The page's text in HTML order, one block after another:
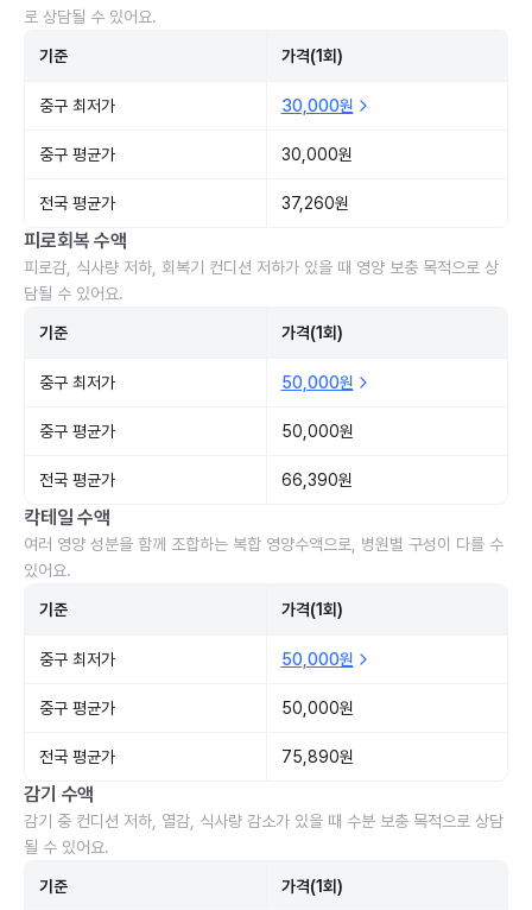
로 상담될 수 있어요.
기준 가격(1회)
중구 최저가 30,000원
중구 평균가 30,000원
전국 평균가 37,260원
피로회복 수액
피로감, 식사량 저하, 회복기 컨디션 저하가 있을 때 영양 보충 목적으로 상
담될 수 있어요.
기준 가격(1회)
중구 최저가 50,000원
중구 평균가 50,000원
전국 평균가 66,390원
칵테일 수액
여러 영양 성분을 함께 조합하는 복합 영양수액으로, 병원별 구성이 다를 수
있어요.
기준 가격(1회)
중구 최저가 50,000원
중구 평균가 50,000원
전국 평균가 75,890원
감기 수액
감기 중 컨디션 저하, 열감, 식사량 감소가 있을 때 수분 보충 목적으로 상담
될 수 있어요.
기준 가격(1회)